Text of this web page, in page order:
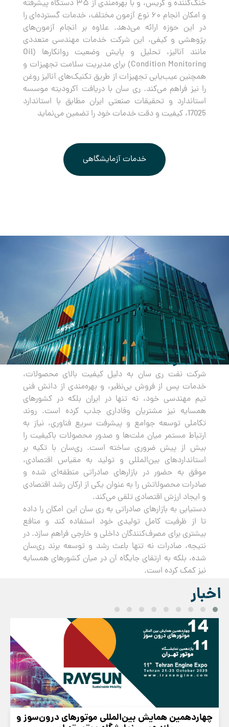
خنک‌کننده و گریس، و با بهره‌مندی از ۳۵ دستگاه پیشرفته
و امکان انجام ۶۰ نوع آزمون مختلف، خدمات گسترده‌ای را
در این حوزه ارائه می‌دهد. علاوه بر انجام آزمون‌های
پژوهشی و کیفی، این شرکت خدمات مهندسی متعددی
مانند آنالیز، تحلیل و پایش وضعیت روانکارها (Oil
Condition Monitoring) برای مدیریت سلامت تجهیزات و
همچنین عیب‌یابی تجهیزات از طریق تکنیک‌های آنالیز روغن
را نیز فراهم می‌کند. ری سان با دریافت آکرودیته موسسه
استاندارد و تحقیقات صنعتی ایران مطابق با استاندارد
17025، کیفیت و دقت خدمات خود را تضمین می‌نماید
خدمات آزمایشگاهی
صادرات
شرکت نفت ری سان به دلیل کیفیت بالای محصولات،
خدمات پس از فروش بی‌نظیر، و بهره‌مندی از دانش فنی
تیم مهندسی خود، نه تنها در ایران بلکه در کشورهای
همسایه نیز مشتریان وفاداری جذب کرده است. روند
تکاملی توسعه جوامع و پیشرفت سریع فناوری، نیاز به
ارتباط مستمر میان ملت‌ها و صدور محصولات باکیفیت را
بیش از پیش ضروری ساخته است. ری‌سان با تکیه بر
استانداردهای بین‌المللی و تولید به مقیاس اقتصادی،
موفق به حضور در بازارهای صادراتی منطقه‌ای شده و
صادرات محصولاتش را به عنوان یکی از ارکان رشد اقتصادی
و ایجاد ارزش اقتصادی تلقی می‌کند.
دستیابی به بازارهای صادراتی به ری سان این امکان را داده
تا از ظرفیت کامل تولیدی خود استفاده کند و منافع
بیشتری برای مصرف‌کنندگان داخلی و خارجی فراهم سازد. در
نتیجه، صادرات نه تنها باعث رشد و توسعه برند ری‌سان
شده، بلکه به ارتقای جایگاه آن در میان کشورهای همسایه
نیز کمک کرده است.
اخبار
چهاردهمین همایش بین‌المللی موتورهای درون‌سوز و